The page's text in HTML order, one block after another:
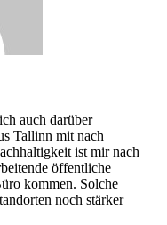
auch darüber
Tallinn mit nach
ist mir nach
öffentliche
kommen. Solche
noch stärker